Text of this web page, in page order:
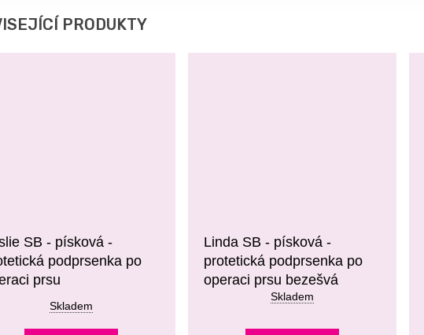
PRODUKTY
SB - písková -
podprsenka po
prsu
Skladem
Linda SB - písková -
protetická podprsenka po
operaci prsu bezešvá
Skladem